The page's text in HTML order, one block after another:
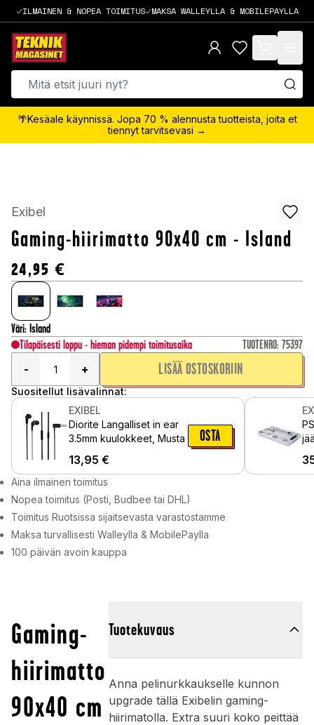
ILMAINEN & NOPEA TOIMITUS MAKSA WALLEYLLA & MOBILEPAYLLA
items in cart,
🌴Kesäale käynnissä. Jopa 70 % alennusta tuotteista, joita et
tiennyt tarvitsevasi →
Exibel
Gaming-hiirimatto 90x40 cm - Island
24,95 €
Väri: Island
Tilapäisesti loppu - hieman pidempi toimitusaika
TUOTENRO: 75397
-
+ LISÄÄ OSTOSKORIIN
Suositellut lisävalinnat:
EXIBEL
Diorite Langalliset in ear
3.5mm kuulokkeet, Musta
13,95 €
OSTA
Aina ilmainen toimitus
Nopea toimitus (Posti, Budbee tai DHL)
Toimitus Ruotsissa sijaitsevasta varastostamme
Maksa turvallisesti Walleylla & MobilePaylla
100 päivän avoin kauppa
Gaming-
hiirimatto
90x40 cm
Tuotekuvaus
Anna pelinurkkaukselle kunnon
upgrade tällä Exibelin gaming-
hiirimatolla. Extra suuri koko peittää